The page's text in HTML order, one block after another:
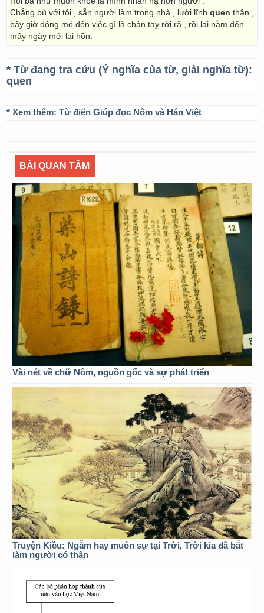
Chẳng bù với tôi , sẵn người làm trong nhà , lười lĩnh quen thân ,
bây giờ động mó đến việc gì là chân tay rời rã , rồi lại nằm đến
mấy ngày mới lại hồn.
* Từ đang tra cứu (Ý nghĩa của từ, giải nghĩa từ):
quen
* Xem thêm: Từ điển Giúp đọc Nôm và Hán Việt
BÀI QUAN TÂM
Vài nét về chữ Nôm, nguồn gốc và sự phát triển
Truyện Kiều: Ngẫm hay muôn sự tại Trời, Trời kia đã bắt
làm người có thân